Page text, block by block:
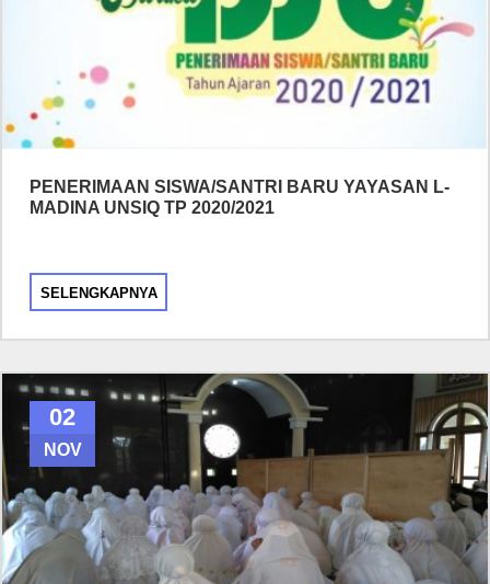
PENERIMAAN SISWA/SANTRI BARU YAYASAN L-
MADINA UNSIQ TP 2020/2021
SELENGKAPNYA
02
NOV